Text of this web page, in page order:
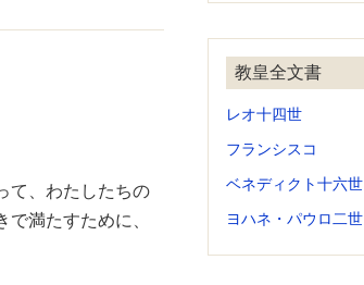
て、わたしたちの
満たすために、
教皇全文書
レオ十四世
フランシスコ
ベネディクト十六世
ヨハネ・パウロ二世